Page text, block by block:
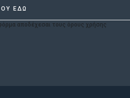
αποδέχεσαι τους όρους χρήσης